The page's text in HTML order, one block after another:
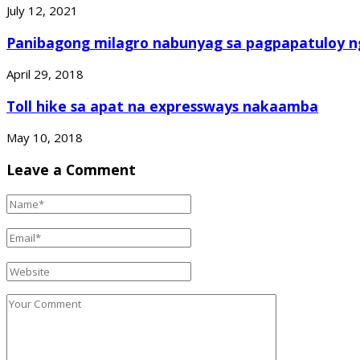
July 12, 2021
Panibagong milagro nabunyag sa pagpapatuloy
April 29, 2018
Toll hike sa apat na expressways nakaamba
May 10, 2018
Leave a Comment